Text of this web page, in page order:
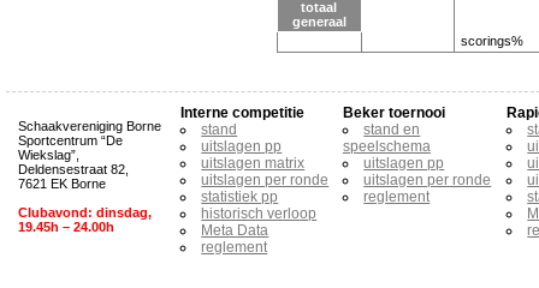
totaal
generaal
scorings%
Schaakvereniging Borne
Sportcentrum “De
Wiekslag”,
Deldensestraat 82,
7621 EK Borne
Clubavond: dinsdag,
19.45h – 24.00h
Interne competitie
stand
uitslagen pp
uitslagen matrix
uitslagen per ronde
statistiek pp
historisch verloop
Meta Data
reglement
Beker toernooi
stand en
speelschema
uitslagen pp
uitslagen per ronde
reglement